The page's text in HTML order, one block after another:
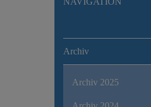
Archiv
Archiv 2025